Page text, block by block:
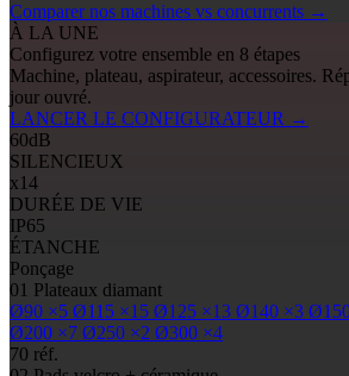
Comparer nos machines vs concurrents →
À LA UNE
Configurez votre ensemble en 8 étapes
Machine, plateau, aspirateur, accessoires.
jour ouvré.
LANCER LE CONFIGURATEUR →
60dB
SILENCIEUX
x14
DURÉE DE VIE
IP65
ÉTANCHE
Ponçage
01 Plateaux diamant
Ø90 ×5 Ø115 ×15 Ø125 ×13 Ø140 ×3
Ø200 ×7 Ø250 ×2 Ø300 ×4
70 réf.